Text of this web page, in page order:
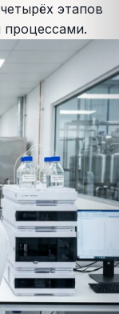
этапов